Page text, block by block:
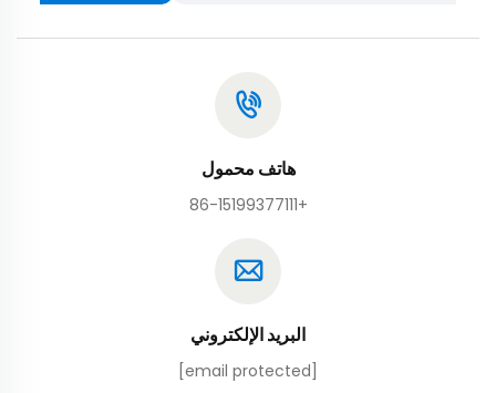
هاتف محمول
+86-15199377111
البريد الإلكتروني
[email protected]